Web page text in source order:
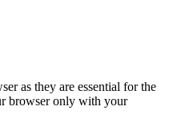
as they are essential for the
browser only with your